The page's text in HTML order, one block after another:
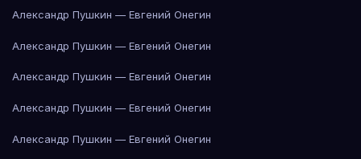
Александр Пушкин — Евгений Онегин
Александр Пушкин — Евгений Онегин
Александр Пушкин — Евгений Онегин
Александр Пушкин — Евгений Онегин
Александр Пушкин — Евгений Онегин